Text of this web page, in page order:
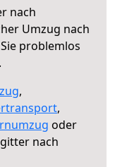
nach
Umzug nach
problemlos
,
,
oder
nach